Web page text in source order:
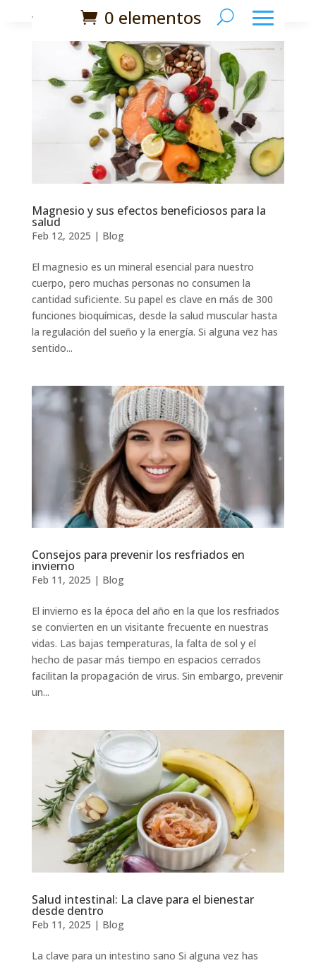
0 elementos
Magnesio y sus efectos beneficiosos para la
salud
Feb 12, 2025 | Blog
El magnesio es un mineral esencial para nuestro
cuerpo, pero muchas personas no consumen la
cantidad suficiente. Su papel es clave en más de 300
funciones bioquímicas, desde la salud muscular hasta
la regulación del sueño y la energía. Si alguna vez has
sentido...
Consejos para prevenir los resfriados en
invierno
Feb 11, 2025 | Blog
El invierno es la época del año en la que los resfriados
se convierten en un visitante frecuente en nuestras
vidas. Las bajas temperaturas, la falta de sol y el
hecho de pasar más tiempo en espacios cerrados
facilitan la propagación de virus. Sin embargo, prevenir
un...
Salud intestinal: La clave para el bienestar
desde dentro
Feb 11, 2025 | Blog
La clave para un intestino sano Si alguna vez has